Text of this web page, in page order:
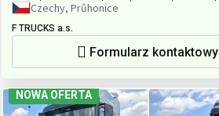
Czechy, Průhonice
F TRUCKS a.s.
Formularz kontaktowy
NOWA OFERTA